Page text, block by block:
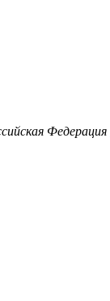
Федерация